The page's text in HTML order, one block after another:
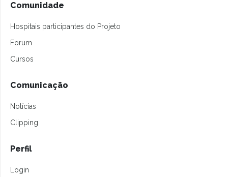
Comunidade
Hospitais participantes do Projeto
Forum
Cursos
Comunicação
Notícias
Clipping
Perfil
Login